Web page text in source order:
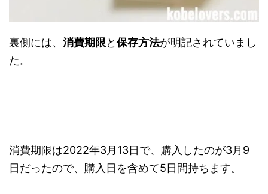
裏側には、 消費期限と保存方法が明記されていまし
た。
消費期限は2022年3月13日で、購入したのが3月9
日だったので、購入日を含めて5日間持ちます。